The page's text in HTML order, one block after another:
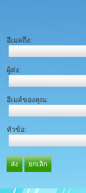
อีเมลถึง:
ผู้ส่ง:
อีเมล์ของคุณ:
หัวข้อ:
ส่ง ยกเลิก